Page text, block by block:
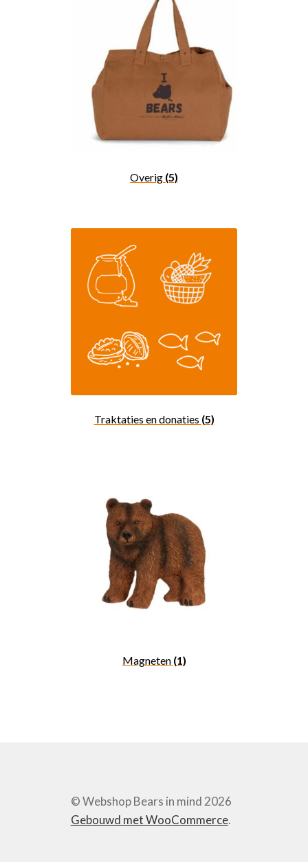
Overig (5)
Traktaties en donaties (5)
Magneten (1)
© Webshop Bears in mind 2026
Gebouwd met WooCommerce.